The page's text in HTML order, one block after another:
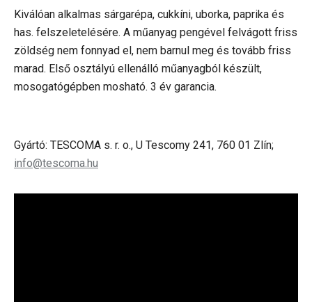
Kiválóan alkalmas sárgarépa, cukkíni, uborka, paprika és
has. felszeletelésére. A műanyag pengével felvágott friss
zöldség nem fonnyad el, nem barnul meg és tovább friss
marad. Első osztályú ellenálló műanyagból készült,
mosogatógépben mosható. 3 év garancia.
Gyártó: TESCOMA s. r. o., U Tescomy 241, 760 01 Zlín;
info@tescoma.hu